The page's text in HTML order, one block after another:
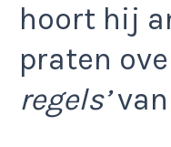
hoort hij
praten
regels’van